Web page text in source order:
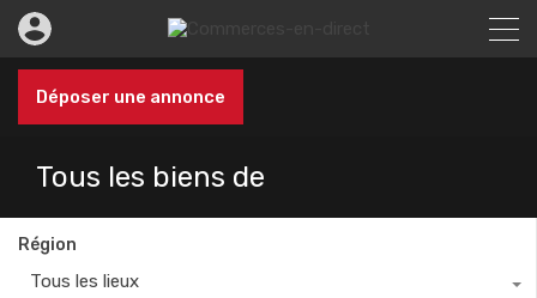
Déposer une annonce
Tous les biens de
Région
Tous les lieux